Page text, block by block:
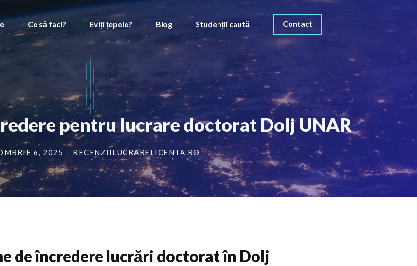
Ce să faci? Eviți țepele? Blog Studenții caută Contact
pentru lucrare doctorat Dolj UNAR
6, 2025 - RECENZIILUCRARELICENTA.RO
de încredere lucrări doctorat în Dolj